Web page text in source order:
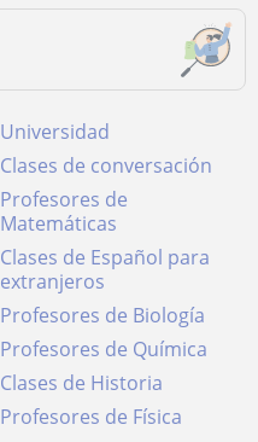
Universidad
Clases de conversación
Profesores de
Matemáticas
Clases de Español para
extranjeros
Profesores de Biología
Profesores de Química
Clases de Historia
Profesores de Física